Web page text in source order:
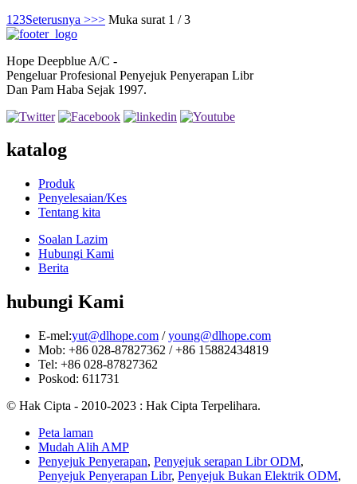
1 23Seterusnya >>> Muka surat 1 / 3
Hope Deepblue A/C -
Pengeluar Profesional Penyejuk Penyerapan Libr
Dan Pam Haba Sejak 1997.
katalog
Produk
Penyelesaian/Kes
Tentang kita
Soalan Lazim
Hubungi Kami
Berita
hubungi Kami
E-mel:yut@dlhope.com /young@dlhope.com
Mob: +86 028-87827362 / +86 15882434819
Tel: +86 028-87827362
Poskod: 611731
© Hak Cipta - 2010-2023 : Hak Cipta Terpelihara.
Peta laman
Mudah Alih AMP
Penyejuk Penyerapan, Penyejuk serapan Libr ODM,
Penyejuk Penyerapan Libr, Penyejuk Bukan Elektrik ODM,